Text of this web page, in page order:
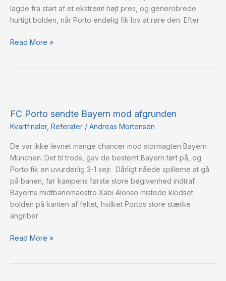
lagde fra start af et ekstremt højt pres, og generobrede
hurtigt bolden, når Porto endelig fik lov at røre den. Efter
Read More »
FC Porto sendte Bayern mod afgrunden
Kvartfinaler, Referater / Andreas Mortensen
De var ikke levnet mange chancer mod stormagten Bayern
München. Det til trods, gav de bestemt Bayern tørt på, og
Porto fik en uvurderlig 3-1 sejr. Dårligt nåede spillerne at gå
på banen, før kampens første store begivenhed indtraf.
Bayerns midtbanemaestro Xabi Alonso mistede klodset
bolden på kanten af feltet, hvilket Portos store stærke
angriber
sendte
Bayern
afgrunden
Read More »